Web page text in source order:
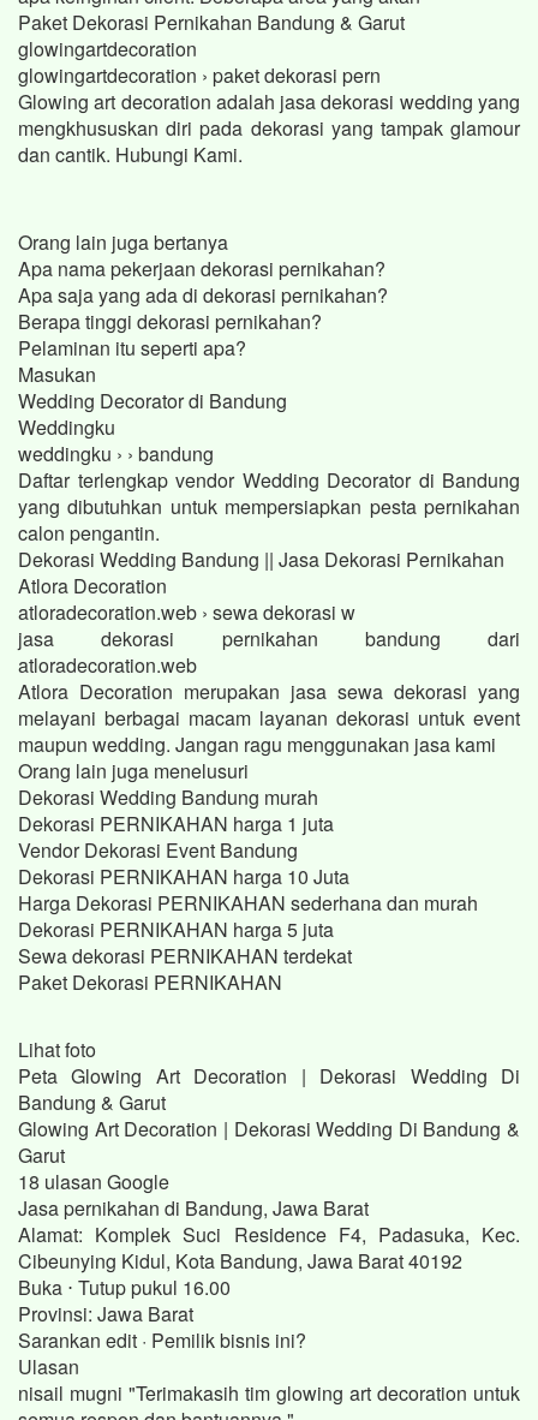
Paket Dekorasi Pernikahan Bandung & Garut
glowingartdecoration
glowingartdecoration › paket dekorasi pern
Glowing art decoration adalah jasa dekorasi wedding yang
mengkhususkan diri pada dekorasi yang tampak glamour
dan cantik. Hubungi Kami.
Orang lain juga bertanya
Apa nama pekerjaan dekorasi pernikahan?
Apa saja yang ada di dekorasi pernikahan?
Berapa tinggi dekorasi pernikahan?
Pelaminan itu seperti apa?
Masukan
Wedding Decorator di Bandung
Weddingku
weddingku › › bandung
Daftar terlengkap vendor Wedding Decorator di Bandung
yang dibutuhkan untuk mempersiapkan pesta pernikahan
calon pengantin.
Dekorasi Wedding Bandung || Jasa Dekorasi Pernikahan
Atlora Decoration
atloradecoration.web › sewa dekorasi w
jasa dekorasi pernikahan bandung dari
atloradecoration.web
Atlora Decoration merupakan jasa sewa dekorasi yang
melayani berbagai macam layanan dekorasi untuk event
maupun wedding. Jangan ragu menggunakan jasa kami
Orang lain juga menelusuri
Dekorasi Wedding Bandung murah
Dekorasi PERNIKAHAN harga 1 juta
Vendor Dekorasi Event Bandung
Dekorasi PERNIKAHAN harga 10 Juta
Harga Dekorasi PERNIKAHAN sederhana dan murah
Dekorasi PERNIKAHAN harga 5 juta
Sewa dekorasi PERNIKAHAN terdekat
Paket Dekorasi PERNIKAHAN
Lihat foto
Peta Glowing Art Decoration | Dekorasi Wedding Di
Bandung & Garut
Glowing Art Decoration | Dekorasi Wedding Di Bandung &
Garut
18 ulasan Google
Jasa pernikahan di Bandung, Jawa Barat
Alamat: Komplek Suci Residence F4, Padasuka, Kec.
Cibeunying Kidul, Kota Bandung, Jawa Barat 40192
Buka ⋅ Tutup pukul 16.00
Provinsi: Jawa Barat
Sarankan edit · Pemilik bisnis ini?
Ulasan
nisail mugni "Terimakasih tim glowing art decoration untuk